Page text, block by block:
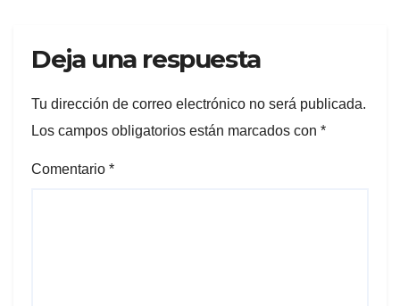
Deja una respuesta
Tu dirección de correo electrónico no será publicada.
Los campos obligatorios están marcados con *
Comentario *